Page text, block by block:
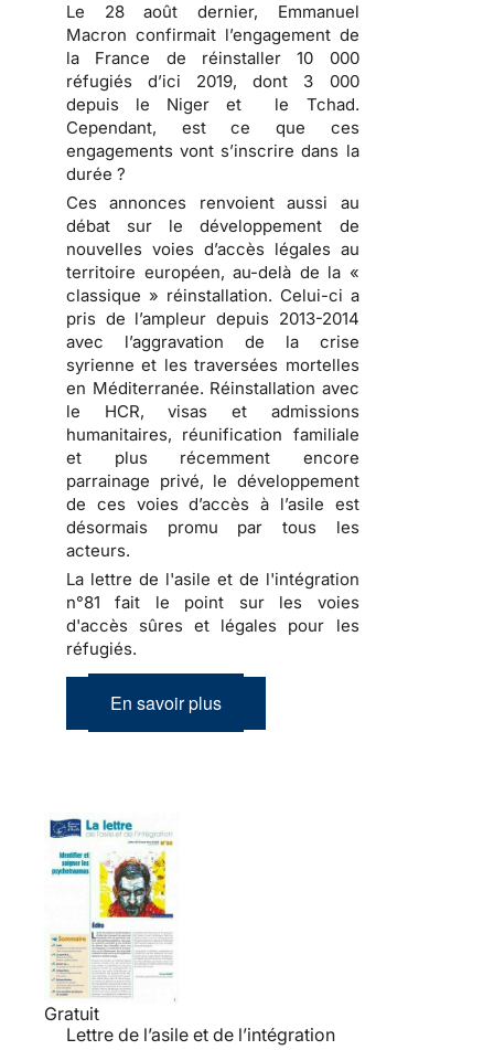
Le 28 août dernier, Emmanuel
Macron confirmait l’engagement de
la France de réinstaller 10 000
réfugiés d’ici 2019, dont 3 000
depuis le Niger et le Tchad.
Cependant, est ce que ces
engagements vont s’inscrire dans la
durée ?
Ces annonces renvoient aussi au
débat sur le développement de
nouvelles voies d’accès légales au
territoire européen, au-delà de la «
classique » réinstallation. Celui-ci a
pris de l’ampleur depuis 2013-2014
avec l’aggravation de la crise
syrienne et les traversées mortelles
en Méditerranée. Réinstallation avec
le HCR, visas et admissions
humanitaires, réunification familiale
et plus récemment encore
parrainage privé, le développement
de ces voies d’accès à l’asile est
désormais promu par tous les
acteurs.
La lettre de l'asile et de l'intégration
n°81 fait le point sur les voies
d'accès sûres et légales pour les
réfugiés.
En savoir plus
Gratuit
Lettre de l’asile et de l’intégration